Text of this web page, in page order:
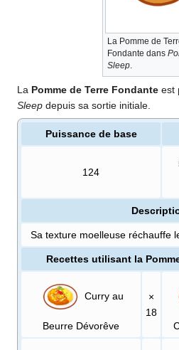
La Pomme de
Fondante dans
Sleep
La Pomme de Terre Fondante est
Sleep depuis sa sortie initiale.
Puissance de base
124
Sa texture moelleuse réchauffe
Recettes utilisant la
Curry au
Beurre Dévorêve
×
18